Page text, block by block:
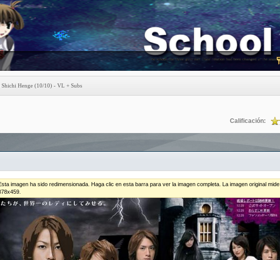
Shichi Henge (10/10) - VL + Subs
Calificación:
imagen ha sido redimensionada. Haga clic en esta barra para ver la imagen completa. La imagen original mide